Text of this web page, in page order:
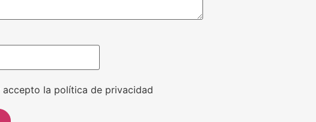
accepto la política de privacidad